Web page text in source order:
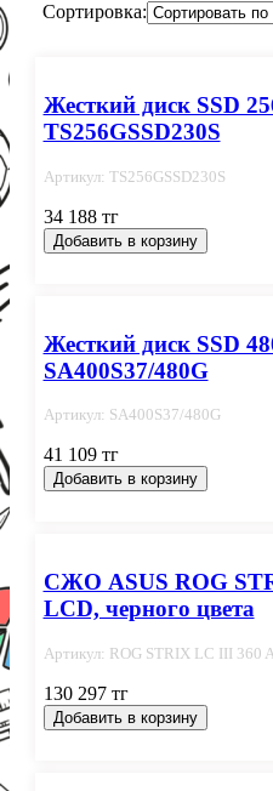
Сортировка:
Жесткий диск SSD
TS256GSSD230S
Артикул: TS256GSSD230S
34 188 тг
Добавить в корзину
Жесткий диск SSD
SA400S37/480G
Артикул: SA400S37/480G
41 109 тг
Добавить в корзину
СЖО ASUS ROG
LCD, черного цвета
Артикул: ROG STRIX LC III 360
130 297 тг
Добавить в корзину